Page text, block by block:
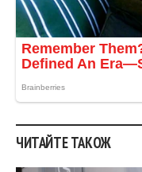
ЧИТАЙТЕ ТАКОЖ